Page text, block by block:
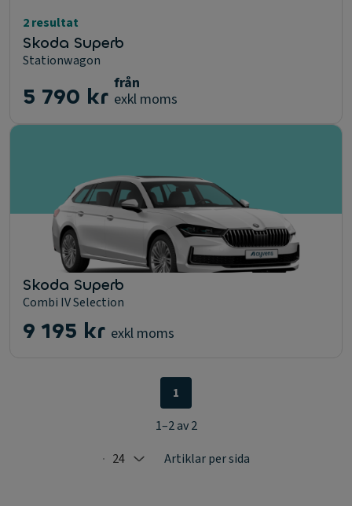
2 resultat
Skoda Superb
Stationwagon
5 790 kr från
exkl moms
Skoda Superb
Combi IV Selection
9 195 kr exkl moms
Selected: 24
24 Artiklar per sida
1
1–2 av 2